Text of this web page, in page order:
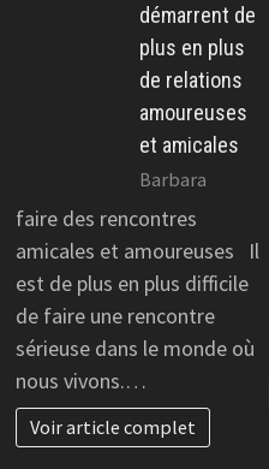
démarrent de
plus en plus
de relations
amoureuses
et amicales
Barbara
faire des rencontres
amicales et amoureuses Il
est de plus en plus difficile
de faire une rencontre
sérieuse dans le monde où
nous vivons.…
Voir article complet